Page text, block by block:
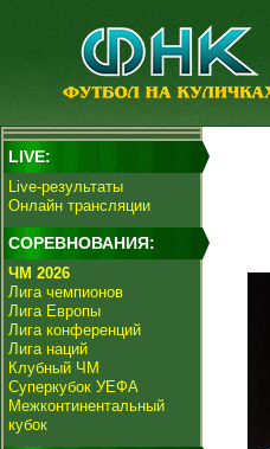
LIVE:
Live-результаты
Онлайн трансляции
СОРЕВНОВАНИЯ:
ЧМ 2026
Лига чемпионов
Лига Европы
Лига конференций
Лига наций
Клубный ЧМ
Суперкубок УЕФА
Межконтинентальный
кубок